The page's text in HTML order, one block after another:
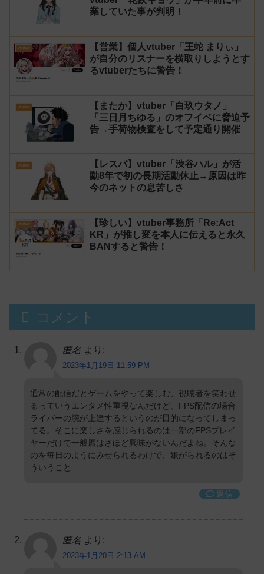
業していた事が判明！
vtuber
【営業】個人vtuber「王蛇 まりぃ」
が自分のリスナーを横取りしようとす
るvtuberたちに警告！
vtuber
【またか】vtuber「白玖ウタノ」
「三日月ちゆる」のオフイベに脅迫予
告→手荷物検査をして予定通り開催
vtuber
【レスバ】vtuber「渋谷ハル」が活
動8年で初の長期活動休止→原因は昨
今のネットの息苦しさ
vtuber
【珍しい】vtuber事務所「Re:Act
KR」が推し変を本人に伝えると永久
BANすると警告！
コメント
匿名 より:
2023年1月19日 11:59 PM
通常の配信だとゲームをやって楽しむ、視聴者を笑わせ
るっていうエンタメ性重視なんだけど、FPS配信の場合
ライバーの腕が上達するというのが目的になってしまっ
てる。そこに楽しさを感じられるのは一部のFPSプレイ
ヤーだけで一般層はさほど興味がないんだよね。そんな
のを毎日のようにみせられるわけで、嫌がられるのはそ
ういうこと
返信
匿名 より:
2023年1月20日 2:13 AM